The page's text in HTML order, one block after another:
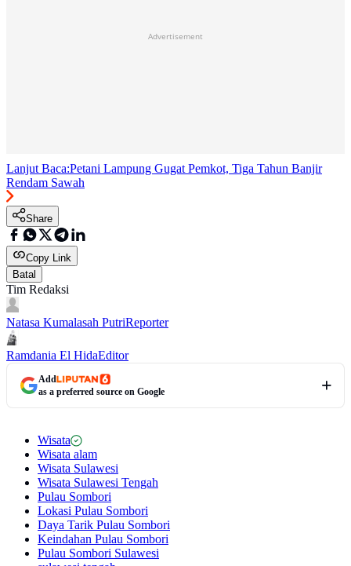
Advertisement
Lanjut Baca:Petani Lampung Gugat Pemkot, Tiga Tahun Banjir
Rendam Sawah
Share
Copy Link
Batal
Tim Redaksi
Natasa Kumalasah PutriReporter
Ramdania El HidaEditor
Add
as a preferred source on Google
Wisata
Wisata alam
Wisata Sulawesi
Wisata Sulawesi Tengah
Pulau Sombori
Lokasi Pulau Sombori
Daya Tarik Pulau Sombori
Keindahan Pulau Sombori
Pulau Sombori Sulawesi